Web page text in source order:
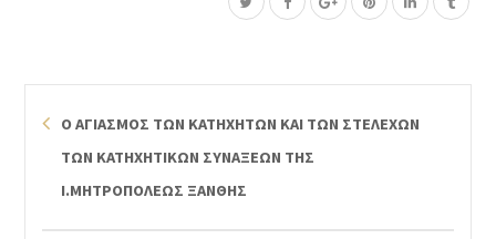
Ο ΑΓΙΑΣΜΟΣ ΤΩΝ ΚΑΤΗΧΗΤΩΝ ΚΑΙ ΤΩΝ ΣΤΕΛΕΧΩΝ
ΤΩΝ ΚΑΤΗΧΗΤΙΚΩΝ ΣΥΝΑΞΕΩΝ ΤΗΣ
Ι.ΜΗΤΡΟΠΟΛΕΩΣ ΞΑΝΘΗΣ